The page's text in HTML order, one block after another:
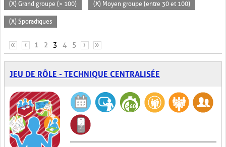
(X) Grand groupe (> 100) (X) Moyen groupe (entre 30 et 100)
(X) Sporadiques
PAGES
« ‹ 1 2 3 4 5 › »
JEU DE RÔLE - TECHNIQUE CENTRALISÉE